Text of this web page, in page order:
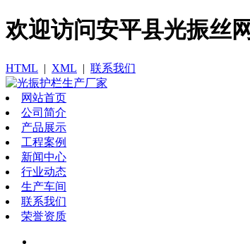
欢迎访问​安平县光振丝
HTML | XML | 联系我们
网站首页
公司简介
产品展示
工程案例
新闻中心
行业动态
生产车间
联系我们
荣誉资质